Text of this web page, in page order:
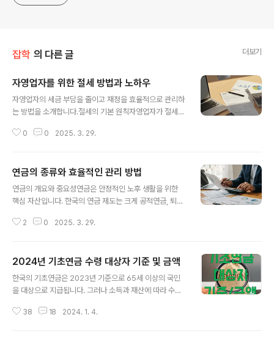
잡학 의 다른 글 더보기
자영업자를 위한 절세 방법과 노하우
자영업자의 세금 부담을 줄이고 재정을 효율적으로 관리하
는 방법을 소개합니다.절세의 기본 원칙자영업자가 절세를
관리입니다. 장부를 통해 매출과 비용을 명확히 기록하면
가능합니다.필요 경비를 활용한 절세사업 운영에 필요한
경비를 최대한 누락 없이 기록하는 것이 중요합니다. 경비
로 인정되는 항목에는 임대료, 인건비, 유류비, 사무용품 구
카드 영수증을 철저히 관리하세요.사업용 카드 및 계좌 등
0 0 2025. 3. 29.
연금의 종류와 효율적인 관리 방법
연금의 개요와 중요성연금은 안정적인 노후 생활을 위한
핵심 자산입니다. 한국의 연금 제도는 크게 공적연금, 퇴직
택연금과 일시납연금을 포함하면 5층 구조로 확장됩니다.
은 크게 다음과 같이 분류됩니다.공적연금: 국민연금과 특
수직역연금이 포함됩니다. 국민연금은 국가가 운영하며,
소득의 일부를 보험료로 납부하고 노후에 돌려받는 사회보
직업군을 대상으로 합니다.퇴직연금: 기업이 제공하는 확
2 0 2025. 3. 29.
2024년 기초연금 수령 대상자 기준 및 금액
한국의 기초연금은 2023년 기준으로 65세 이상의 국민
을 대상으로 지급됩니다. 그러나 소득과 재산에 따라 수령
5세 이상이어야 합니다. 2. 소득이 일정 기준 이하이어야
38 18 2024. 1. 4.